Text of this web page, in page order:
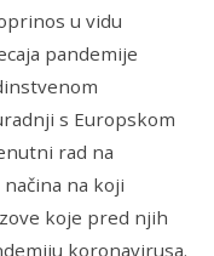
u vidu
pandemije
s Europskom
rad na
na koji
koje pred njih
koronavirusa.